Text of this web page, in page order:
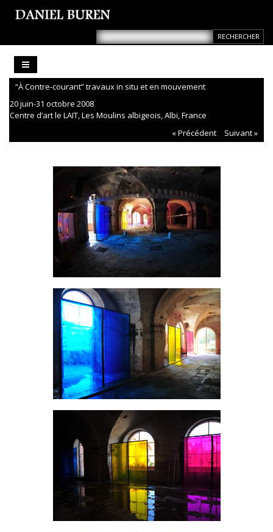
“À Contre-courant” travaux in situ et en mouvement
20 juin-31 octobre 2008
Centre d’art le LAIT, Les Moulins albigeois, Albi, France
« Précédent
Suivant »